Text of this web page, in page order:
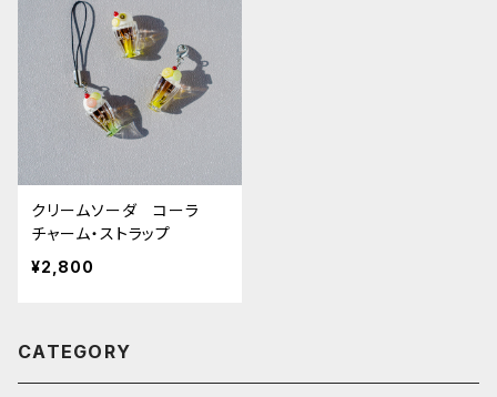
クリームソーダ コーラ
チャーム・ストラップ
¥2,800
CATEGORY